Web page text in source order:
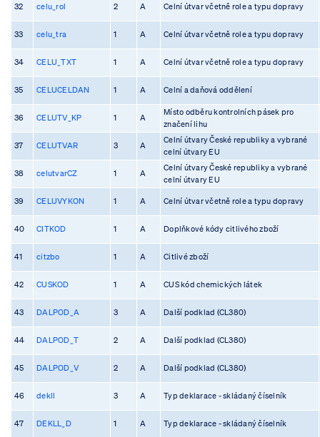
32 celu_rol 2 A Celní útvar včetně role a typu dopravy
33 celu_tra 1 A Celní útvar včetně role a typu dopravy
34 CELU_TXT 1 A Celní útvar včetně role a typu dopravy
35 CELUCELDAN 1 A Celní a daňová oddělení
36 CELUTV_KP 1 A
Místo odběru kontrolních pásek pro
značení lihu
37 CELUTVAR 3 A
Celní útvary České republiky a vybrané
celní útvary EU
38 celutvarCZ 1 A
Celní útvary České republiky a vybrané
celní útvary EU
39 CELUVYKON 1 A Celní útvar včetně role a typu dopravy
40 CITKOD 1 A Doplňkové kódy citlivého zboží
41 citzbo 1 A Citlivé zboží
42 CUSKOD 1 A CUS kód chemických látek
43 DALPOD_A 3 A Další podklad (CL380)
44 DALPOD_T 2 A Další podklad (CL380)
45 DALPOD_V 2 A Další podklad (CL380)
46 dekll 3 A Typ deklarace - skládaný číselník
47 DEKLL_D 1 A Typ deklarace - skládaný číselník